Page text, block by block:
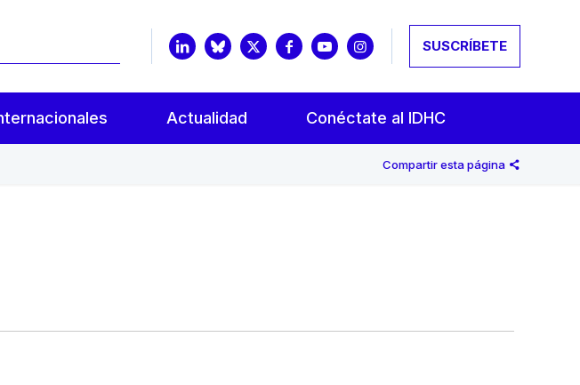
SUSCRÍBETE
Actualidad Conéctate al IDHC
Compartir esta página